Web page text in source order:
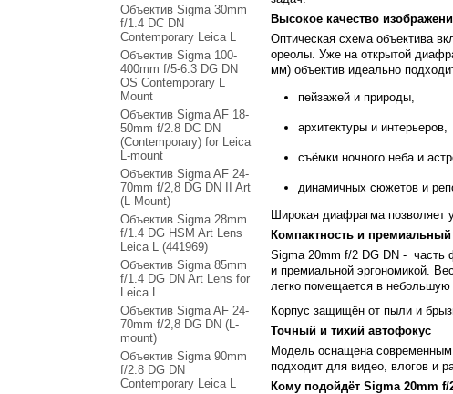
Высокое качество
Оптическая схема объектива
ореолы. Уже на открытой
мм) объектив идеально
пейзажей и природы,
архитектуры и интерьеров,
съёмки ночного неба и
динамичных сюжетов и
Широкая диафрагма позволяет
Компактность и
Sigma 20mm f/2 DG DN - часть
и премиальной эргономикой.
легко помещается в небольшую
Корпус защищён от пыли и
Точный и тихий автофокус
Модель оснащена
подходит для видео, влогов и
Кому подойдёт Sigma 20mm f/
Объектив Sigma 30mm
f/1.4 DC DN
Contemporary Leica L
Объектив Sigma 100-
400mm f/5-6.3 DG DN
OS Contemporary L
Mount
Объектив Sigma AF 18-
50mm f/2.8 DC DN
(Contemporary) for Leica
L-mount
Объектив Sigma AF 24-
70mm f/2,8 DG DN II Art
(L-Mount)
Объектив Sigma 28mm
f/1.4 DG HSM Art Lens
Leica L (441969)
Объектив Sigma 85mm
f/1.4 DG DN Art Lens for
Leica L
Объектив Sigma AF 24-
70mm f/2,8 DG DN (L-
mount)
Объектив Sigma 90mm
f/2.8 DG DN
Contemporary Leica L